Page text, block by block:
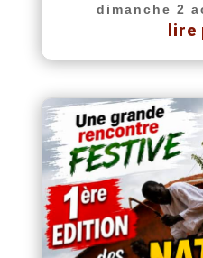
dimanche 2
lire